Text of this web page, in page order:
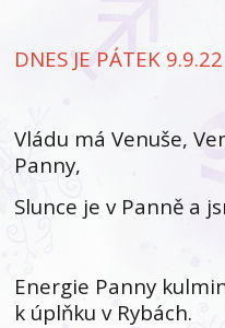
DNES JE PÁTEK
Vládu má Venuše,
Panny,
Slunce je v Panně a
Energie Panny
k úplňku v Rybách.